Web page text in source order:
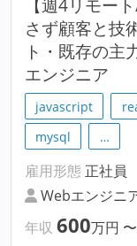
【週4リモー
さず顧客と技
ト・既存の主
エンジニア
javascript
mysql
…
雇用形態 正社員
Webエンジニ
年収 600万円 〜